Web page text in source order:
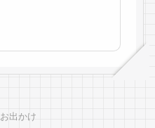
お出かけ